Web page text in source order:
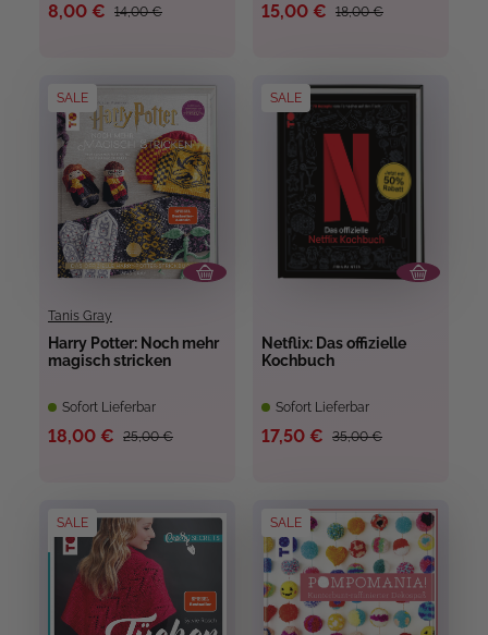
14,00 €
8,00 €
18,00 €
15,00 €
SALE
Tanis Gray
Harry Potter: Noch mehr
magisch stricken
Sofort Lieferbar
25,00 €
18,00 €
SALE
Netflix: Das offizielle
Kochbuch
Sofort Lieferbar
35,00 €
17,50 €
SALE SALE